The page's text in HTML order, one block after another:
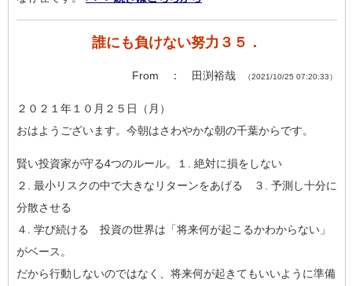
誰にも負けない努力３５．
From ： 田渕裕哉 （2021/10/25 07:20:33）
２０２１年１０月２５日（月）
おはようございます。今朝はさわやかな朝の千葉からです。
賢い投資家が守る4つのルール。１. 絶対に損をしない
２. 最小リスクの中で大きなリターンをあげる ３. 予測し十分に
分散させる
４. 学び続ける 投資の世界は「将来何が起こるかわからない」
がベース。
だから行動しないのではなく、将来何が起きてもいいように準備